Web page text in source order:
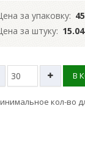
за упаковку:
за штуку:
В
кол-во